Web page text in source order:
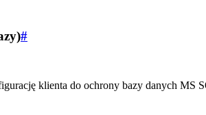
#
klienta do ochrony bazy danych MS